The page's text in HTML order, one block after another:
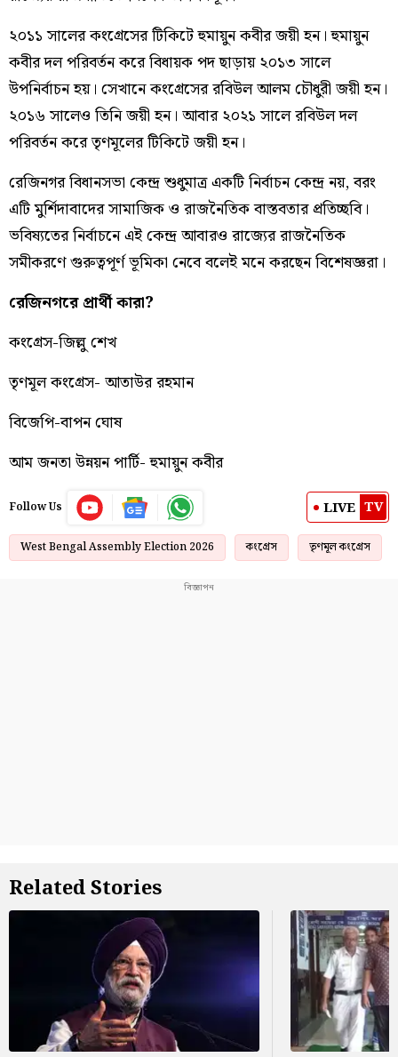
২০১১ সালের কংগ্রেসের টিকিটে হুমায়ুন কবীর জয়ী হন। হুমায়ুন
কবীর দল পরিবর্তন করে বিধায়ক পদ ছাড়ায় ২০১৩ সালে
উপনির্বাচন হয়। সেখানে কংগ্রেসের রবিউল আলম চৌধুরী জয়ী হন।
২০১৬ সালেও তিনি জয়ী হন। আবার ২০২১ সালে রবিউল দল
পরিবর্তন করে তৃণমূলের টিকিটে জয়ী হন।
রেজিনগর বিধানসভা কেন্দ্র শুধুমাত্র একটি নির্বাচন কেন্দ্র নয়, বরং
এটি মুর্শিদাবাদের সামাজিক ও রাজনৈতিক বাস্তবতার প্রতিচ্ছবি।
ভবিষ্যতের নির্বাচনে এই কেন্দ্র আবারও রাজ্যের রাজনৈতিক
সমীকরণে গুরুত্বপূর্ণ ভূমিকা নেবে বলেই মনে করছেন বিশেষজ্ঞরা।
রেজিনগরে প্রার্থী কারা?
কংগ্রেস-জিল্লু শেখ
তৃণমূল কংগ্রেস- আতাউর রহমান
বিজেপি-বাপন ঘোষ
আম জনতা উন্নয়ন পার্টি- হুমায়ুন কবীর
Follow Us LIVE TV
West Bengal Assembly Election 2026 কংগ্রেস তৃণমূল কংগ্রেস
Related Stories